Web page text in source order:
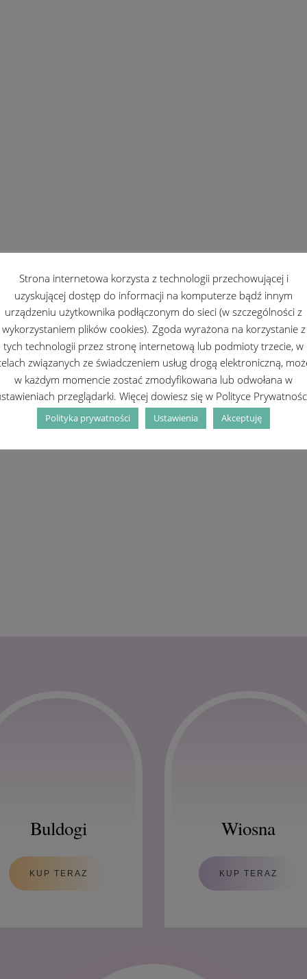
Buldogi
KUP TERAZ
Wiosna
KUP TERAZ
Strona internetowa korzysta z technologii przechowującej i
uzyskującej dostęp do informacji na komputerze bądź innym
urządzeniu użytkownika podłączonym do sieci (w szczególności z
wykorzystaniem plików cookies). Zgoda wyrażona na korzystanie z
tych technologii przez stronę internetową lub podmioty trzecie, w
związanych ze świadczeniem usług drogą elektroniczną,
w każdym momencie zostać zmodyfikowana lub odwołana w
przeglądarki. Więcej dowiesz się w Polityce
Polityka prywatności Ustawienia Akceptuję